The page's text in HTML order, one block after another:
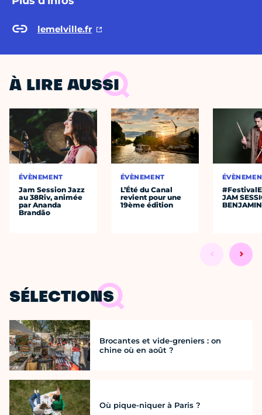
lemelville.fr
À LIRE AUSSI
ÉVÈNEMENT
Jam Session Jazz
au 38Riv, animée
par Ananda
Brandão
ÉVÈNEMENT
L’Été du Canal
revient pour une
19ème édition
JAM
SÉLECTIONS
Brocantes et vide-greniers : on
chine où en août ?
Où pique-niquer à Paris ?